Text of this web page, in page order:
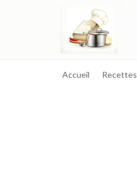
Accueil Recettes